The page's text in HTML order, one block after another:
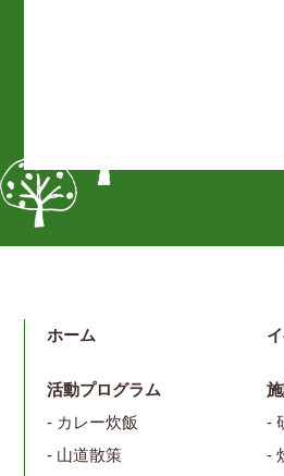
ホーム
活動プログラム
- カレー炊飯
- 山道散策
-
-